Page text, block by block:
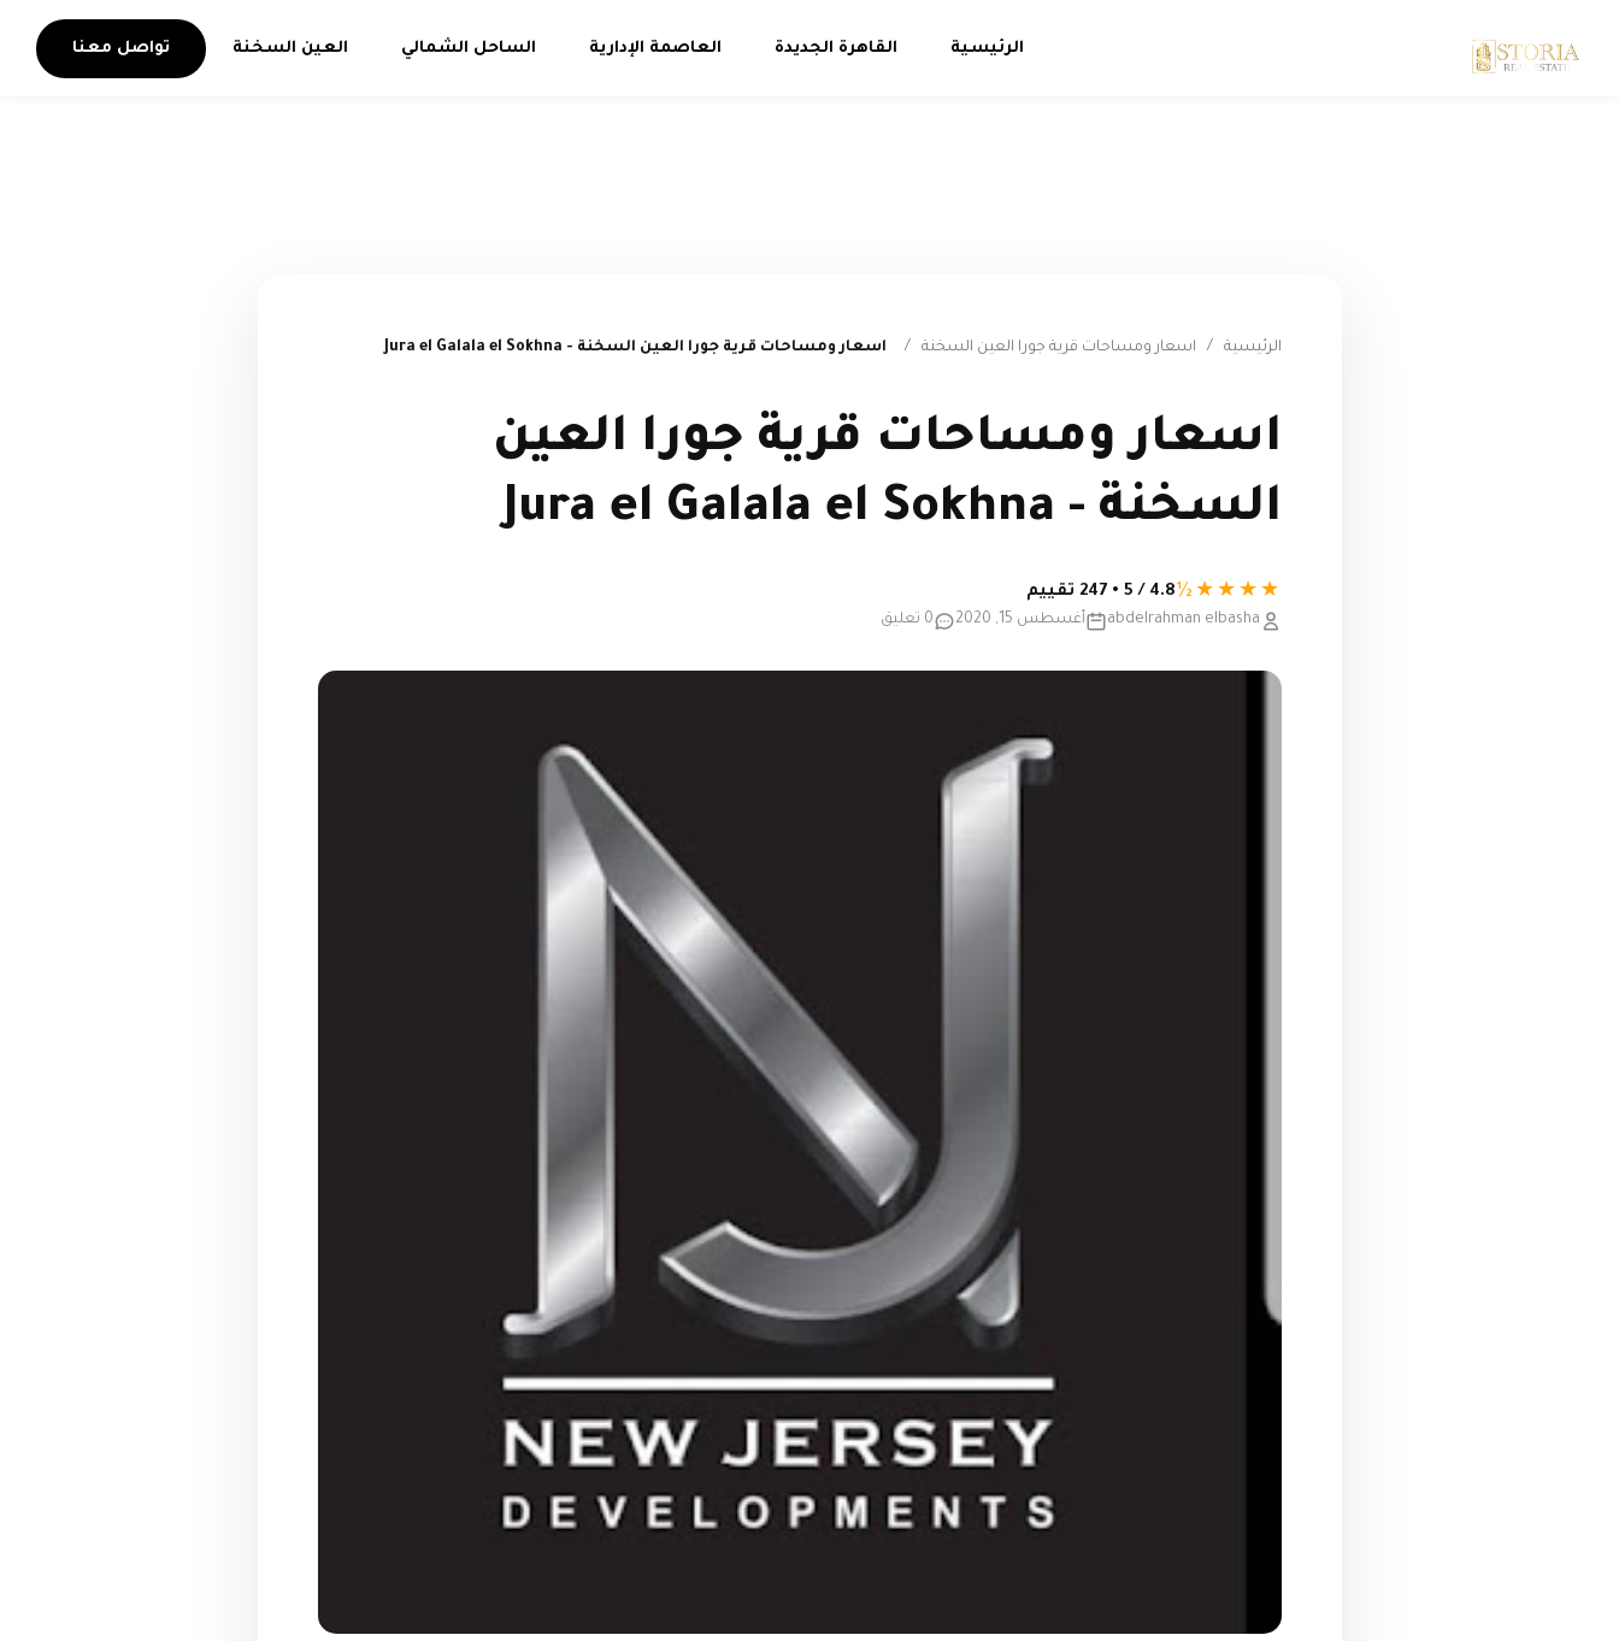
الرئيسية القاهرة الجديدة العاصمة الإدارية الساحل الشمالي العين السخنة تواصل معنا
الرئيسية / اسعار ومساحات قرية جورا العين السخنة / اسعار ومساحات قرية جورا العين السخنة - Jura el Galala el Sokhna
اسعار ومساحات قرية جورا العين
السخنة - Jura el Galala el Sokhna
★★★★½4.8 / 5 • 247 تقييم
abdelrahman elbasha أغسطس 15, 2020 0 تعليق